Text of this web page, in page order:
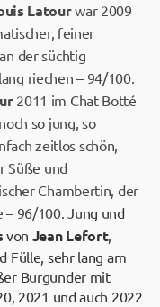
Latourwar 2009
feiner
der süchtig
riechen – 94/100.
2011 im Chat Botté
so jung, so
zeitlos schön,
Süße und
Chambertin, der
– 96/100.Jung und
von Jean Lefort,
Fülle, sehr lang am
Burgunder mit
2021 und auch 2022